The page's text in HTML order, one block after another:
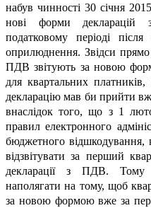
набув чинності 30 січня
нові форми декларацій
податковому періоді
оприлюднення. Звідси
ПДВ звітують за новою
для квартальних
декларацію мав би прийти
внаслідок того, що з 1
правил електронного
бюджетного відшкодування,
відзвітувати за перший
декларації з ПДВ. Тому
наполягати на тому, щоб
за новою формою вже за